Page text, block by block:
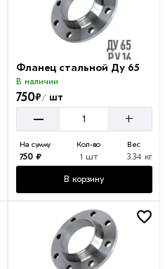
Фланец стальной Ду 65
В наличии
750₽/шт
– +
На сумму
750 ₽
Кол-во
1 шт
Вес
3.34 кг
В корзину